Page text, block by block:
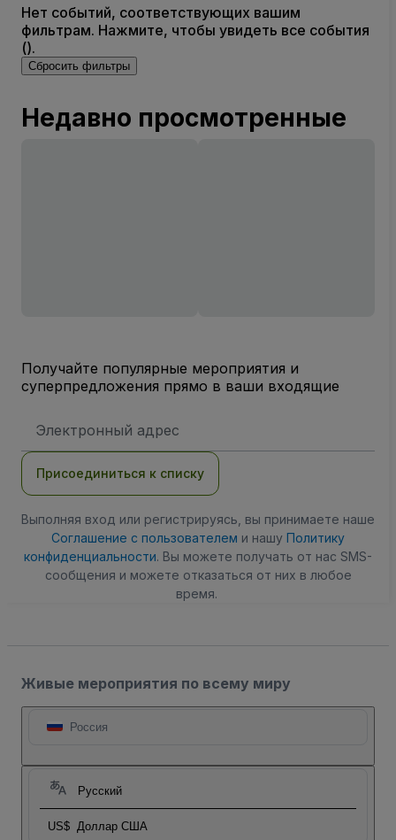
Нет событий, соответствующих вашим
фильтрам. Нажмите, чтобы увидеть все события
().
Сбросить фильтры
Недавно просмотренные
Получайте популярные мероприятия и
суперпредложения прямо в ваши входящие
электронной
Присоединиться к списку
Выполняя вход или регистрируясь, вы принимаете наше
Соглашение с пользователем и нашу Политику
конфиденциальности. Вы можете получать от нас SMS-
сообщения и можете отказаться от них в любое
время.
Живые мероприятия по всему миру
Россия
Русский
US$ Доллар США